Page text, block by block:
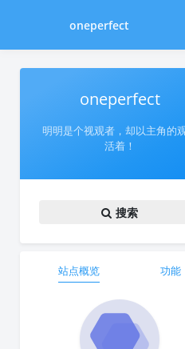
oneperfect
oneperfect
明明是个视观者，却以主角的
活着！
搜索
站点概览 功能